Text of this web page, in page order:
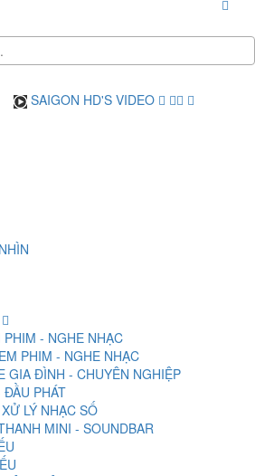
SAIGON HD'S VIDEO
PHIM - NGHE NHẠC
PHIM - NGHE NHẠC
GIA ĐÌNH - CHUYÊN NGHIỆP
PHÁT
LÝ NHẠC SỐ
MINI - SOUNDBAR